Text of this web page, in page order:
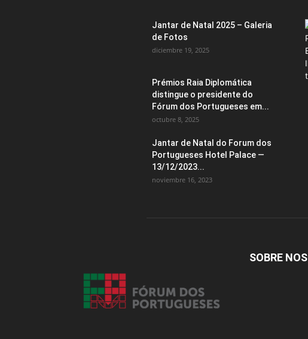
Jantar de Natal 2025 – Galeria
de Fotos
diciembre 19, 2025
Prémios Raia Diplomática
distingue o presidente do
Fórum dos Portugueses em...
octubre 8, 2025
Jantar de Natal do Forum dos
Portugueses Hotel Palace —
13/12/2023...
noviembre 16, 2023
SOBRE